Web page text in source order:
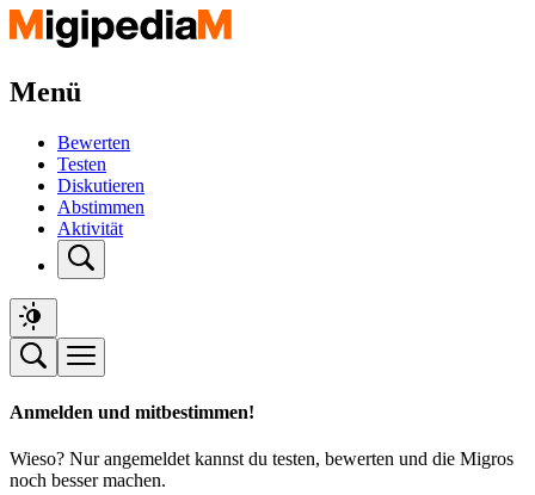
Menü
Bewerten
Testen
Diskutieren
Abstimmen
Aktivität
Anmelden und mitbestimmen!
Wieso? Nur angemeldet kannst du testen, bewerten und die Migros
noch besser machen.